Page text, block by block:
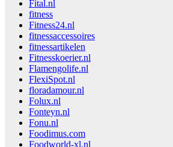
Fital.nl
fitness
Fitness24.nl
fitnessaccessoires
fitnessartikelen
Fitnesskoerier.nl
Flamengolife.nl
FlexiSpot.nl
floradamour.nl
Folux.nl
Fonteyn.nl
Fonu.nl
Foodimus.com
Foodworld-xl.nl